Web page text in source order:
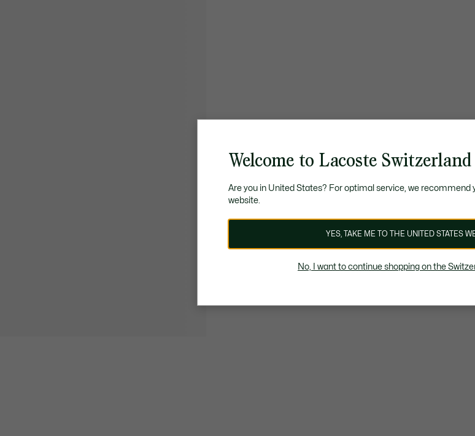
Welcome to Lacoste Switzerland
Are you in United States? For optimal service, we recommend
website.
YES, TAKE ME TO THE UNITED STATES
No, I want to continue shopping on the